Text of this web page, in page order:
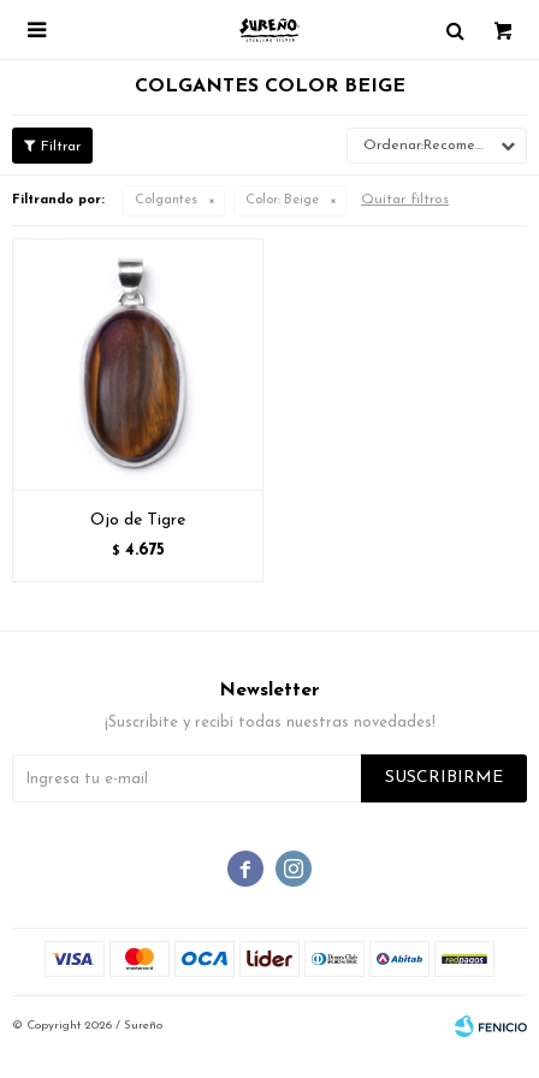

COLGANTES COLOR BEIGE
Recomendados
Filtrando por: Colgantes Color: Beige Quitar filtros
Ojo de Tigre
$ 4.675
 
Newsletter
¡Suscribite y recibí todas nuestras novedades!
SUSCRIBIRME
© Copyright 2026 / Sureño